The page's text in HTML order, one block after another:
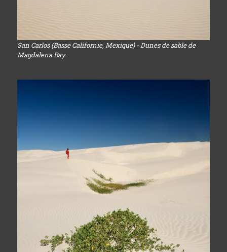
San Carlos (Basse Californie, Mexique) - Dunes de sable de
Magdalena Bay